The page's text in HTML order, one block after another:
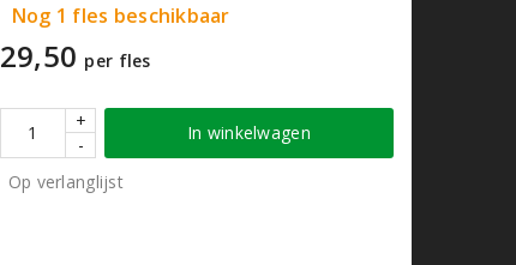
Nog 1 fles beschikbaar
29,50 per fles
+
-
In winkelwagen
Op verlanglijst